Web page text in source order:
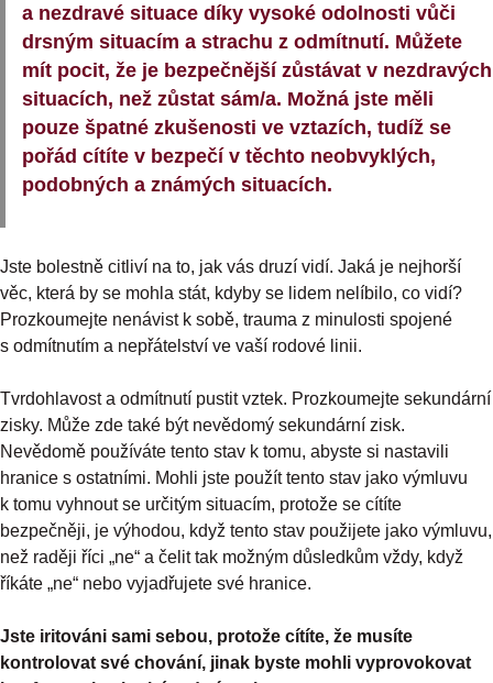
a nezdravé situace díky vysoké odolnosti vůči
drsným situacím a strachu z odmítnutí. Můžete
mít pocit, že je bezpečnější zůstávat v nezdravých
situacích, než zůstat sám/a. Možná jste měli
pouze špatné zkušenosti ve vztazích, tudíž se
pořád cítíte v bezpečí v těchto neobvyklých,
podobných a známých situacích.
Jste bolestně citliví na to, jak vás druzí vidí. Jaká je nejhorší
věc, která by se mohla stát, kdyby se lidem nelíbilo, co vidí?
Prozkoumejte nenávist k sobě, trauma z minulosti spojené
s odmítnutím a nepřátelství ve vaší rodové linii.
Tvrdohlavost a odmítnutí pustit vztek. Prozkoumejte sekundární
zisky. Může zde také být nevědomý sekundární zisk.
Nevědomě používáte tento stav k tomu, abyste si nastavili
hranice s ostatními. Mohli jste použít tento stav jako výmluvu
k tomu vyhnout se určitým situacím, protože se cítíte
bezpečněji, je výhodou, když tento stav použijete jako výmluvu,
než raději říci „ne“ a čelit tak možným důsledkům vždy, když
říkáte „ne“ nebo vyjadřujete své hranice.
Jste iritováni sami sebou, protože cítíte, že musíte
kontrolovat své chování, jinak byste mohli vyprovokovat